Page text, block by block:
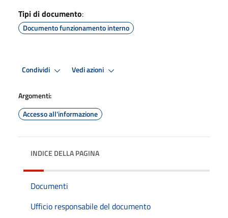
Tipi di documento:
Documento funzionamento interno
Condividi Vedi azioni
Argomenti:
Accesso all'informazione
INDICE DELLA PAGINA
Documenti
Ufficio responsabile del documento